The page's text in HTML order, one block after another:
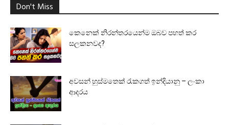
Don't Miss
කෙනෙක් නිරන්තරයෙන්ම ඔබව පහත් කර
සලකනවද?
අවසන් හුස්මතෙක් රැකගත් ඉන්දියානු – ලංකා
ආදරය